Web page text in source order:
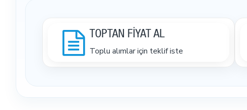
TOPTAN FİYAT AL
Toplu alımlar için teklif iste